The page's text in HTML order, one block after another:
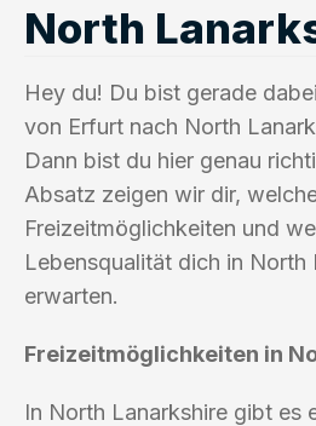
North
Hey du! Du bist gerade
von Erfurt nach North
Dann bist du hier genau
Absatz zeigen wir dir,
Freizeitmöglichkeiten und
Lebensqualität dich in North
erwarten.
Freizeitmöglichkeiten in
In North Lanarkshire gibt es